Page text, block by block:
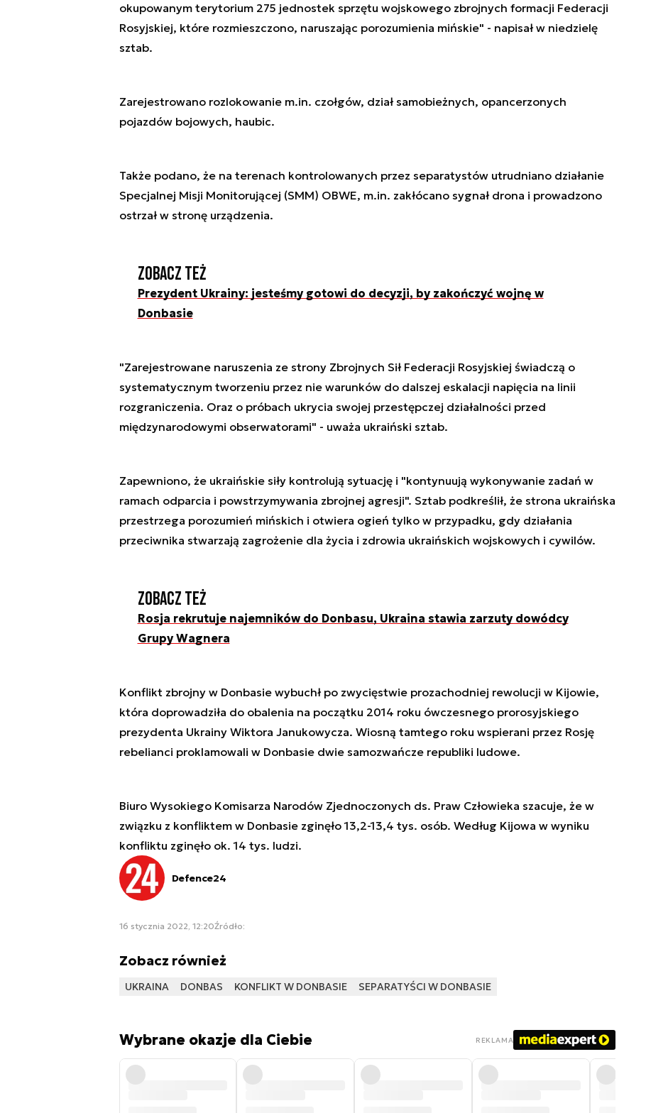
okupowanym terytorium 275 jednostek sprzętu wojskowego zbrojnych formacji Federacji
Rosyjskiej, które rozmieszczono, naruszając porozumienia mińskie" - napisał w niedzielę
sztab.
Zarejestrowano rozlokowanie m.in. czołgów, dział samobieżnych, opancerzonych
pojazdów bojowych, haubic.
Także podano, że na terenach kontrolowanych przez separatystów utrudniano działanie
Specjalnej Misji Monitorującej (SMM) OBWE, m.in. zakłócano sygnał drona i prowadzono
ostrzał w stronę urządzenia.
Zobacz też
Prezydent Ukrainy: jesteśmy gotowi do decyzji, by zakończyć wojnę w
Donbasie
"Zarejestrowane naruszenia ze strony Zbrojnych Sił Federacji Rosyjskiej świadczą o
systematycznym tworzeniu przez nie warunków do dalszej eskalacji napięcia na linii
rozgraniczenia. Oraz o próbach ukrycia swojej przestępczej działalności przed
międzynarodowymi obserwatorami" - uważa ukraiński sztab.
Zapewniono, że ukraińskie siły kontrolują sytuację i "kontynuują wykonywanie zadań w
ramach odparcia i powstrzymywania zbrojnej agresji". Sztab podkreślił, że strona ukraińska
przestrzega porozumień mińskich i otwiera ogień tylko w przypadku, gdy działania
przeciwnika stwarzają zagrożenie dla życia i zdrowia ukraińskich wojskowych i cywilów.
Zobacz też
Rosja rekrutuje najemników do Donbasu, Ukraina stawia zarzuty dowódcy
Grupy Wagnera
Konflikt zbrojny w Donbasie wybuchł po zwycięstwie prozachodniej rewolucji w Kijowie,
która doprowadziła do obalenia na początku 2014 roku ówczesnego prorosyjskiego
prezydenta Ukrainy Wiktora Janukowycza. Wiosną tamtego roku wspierani przez Rosję
rebelianci proklamowali w Donbasie dwie samozwańcze republiki ludowe.
Biuro Wysokiego Komisarza Narodów Zjednoczonych ds. Praw Człowieka szacuje, że w
związku z konfliktem w Donbasie zginęło 13,2-13,4 tys. osób. Według Kijowa w wyniku
konfliktu zginęło ok. 14 tys. ludzi.
Defence24
16 stycznia 2022, 12:20Źródło:
Zobacz również
UKRAINA DONBAS KONFLIKT W DONBASIE SEPARATYŚCI W DONBASIE
Wybrane okazje dla Ciebie REKLAMA